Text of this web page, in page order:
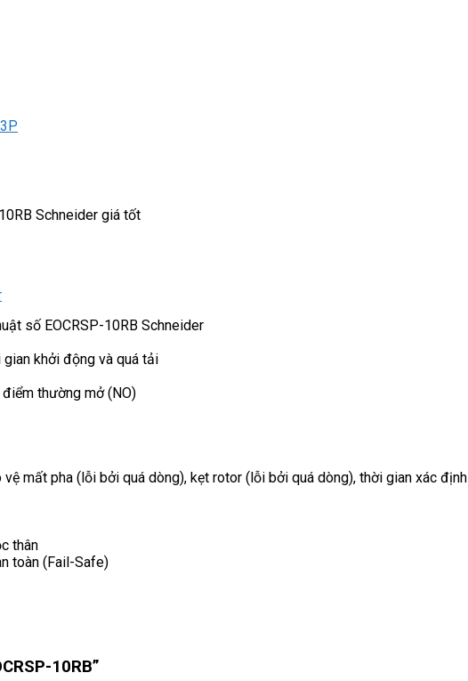
Schneider giá tốt
số EOCRSP-10RB Schneider
khởi động và quá tải
thường mở (NO)
mất pha (lỗi bởi quá dòng), kẹt rotor (lỗi bởi quá dòng), thời gian xác định
thân
toàn (Fail-Safe)
10RB”